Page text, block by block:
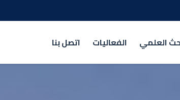
العلمي الفعاليات اتصل بنا